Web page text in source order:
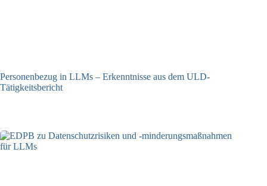
Personenbezug in LLMs – Erkenntnisse aus dem ULD-
Tätigkeitsbericht